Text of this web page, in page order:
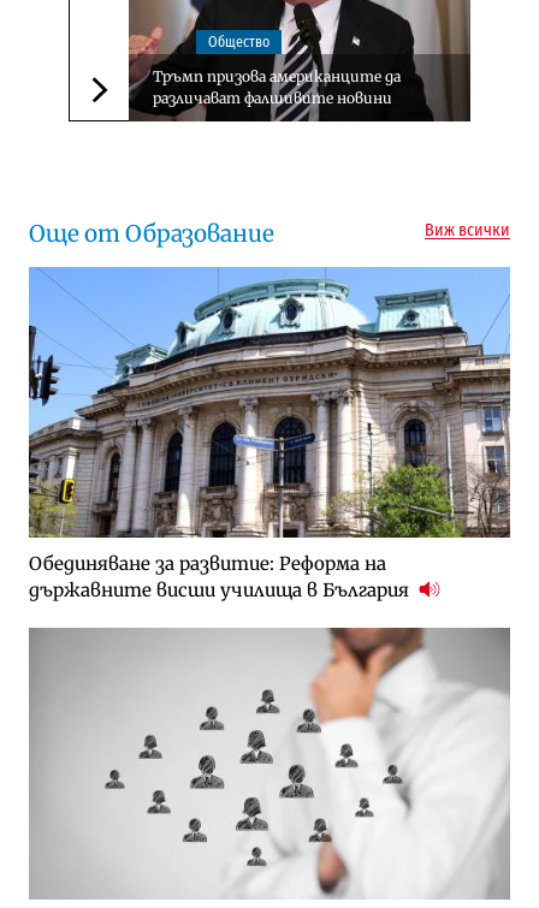
Следваща новина
Общество
Тръмп призова американците да
различават фалшивите новини
Още от Образование Виж всички
Обединяване за развитие: Реформа на
държавните висши училища в България